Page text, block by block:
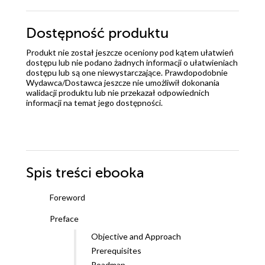
Dostępność produktu
Produkt nie został jeszcze oceniony pod kątem ułatwień
dostępu lub nie podano żadnych informacji o ułatwieniach
dostępu lub są one niewystarczające. Prawdopodobnie
Wydawca/Dostawca jeszcze nie umożliwił dokonania
walidacji produktu lub nie przekazał odpowiednich
informacji na temat jego dostępności.
Spis treści ebooka
Foreword
Preface
Objective and Approach
Prerequisites